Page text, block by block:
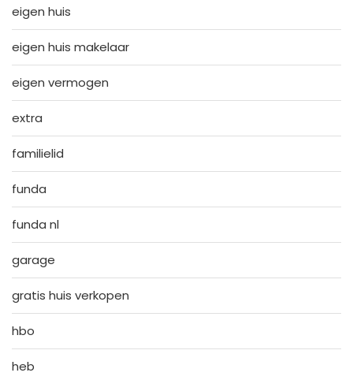
eigen huis
eigen huis makelaar
eigen vermogen
extra
familielid
funda
funda nl
garage
gratis huis verkopen
hbo
heb